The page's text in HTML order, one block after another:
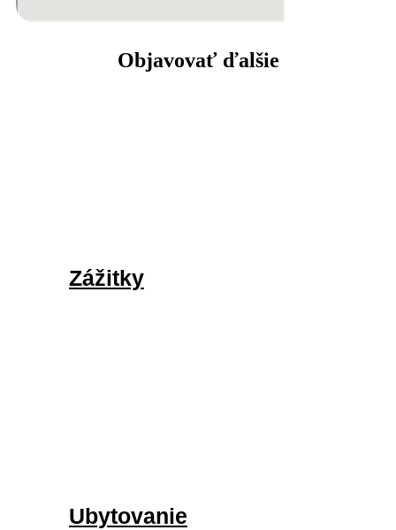
Objavovať ďalšie
Zážitky
Ubytovanie